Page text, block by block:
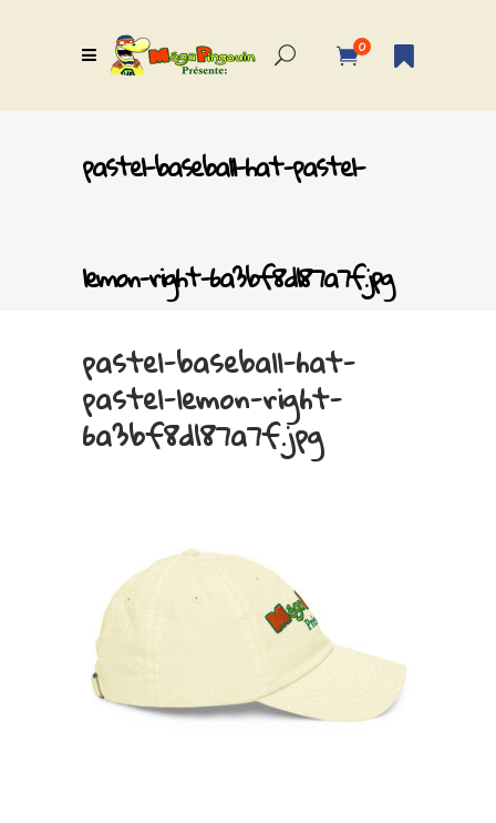
0
pastel-baseball-hat-pastel-
lemon-right-6a3bf8d187a7f.jpg
pastel-baseball-hat-
pastel-lemon-right-
6a3bf8d187a7f.jpg